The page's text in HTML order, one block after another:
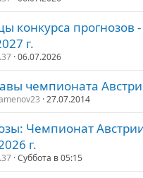
конкурса прогнозов
г.
06.07.2026
чемпионата
27.07.2014
Чемпионат
г.
Суббота в 05:15